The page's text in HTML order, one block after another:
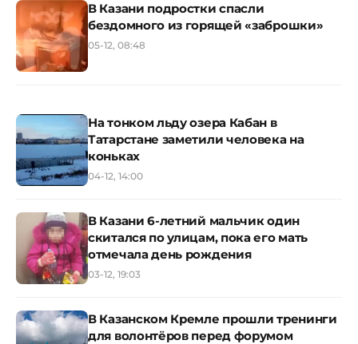
В Казани подростки спасли
бездомного из горящей «заброшки»
05-12, 08:48
На тонком льду озера Кабан в
Татарстане заметили человека на
коньках
04-12, 14:00
В Казани 6-летний мальчик один
скитался по улицам, пока его мать
отмечала день рождения
03-12, 19:03
В Казанском Кремле прошли тренинги
для волонтёров перед форумом